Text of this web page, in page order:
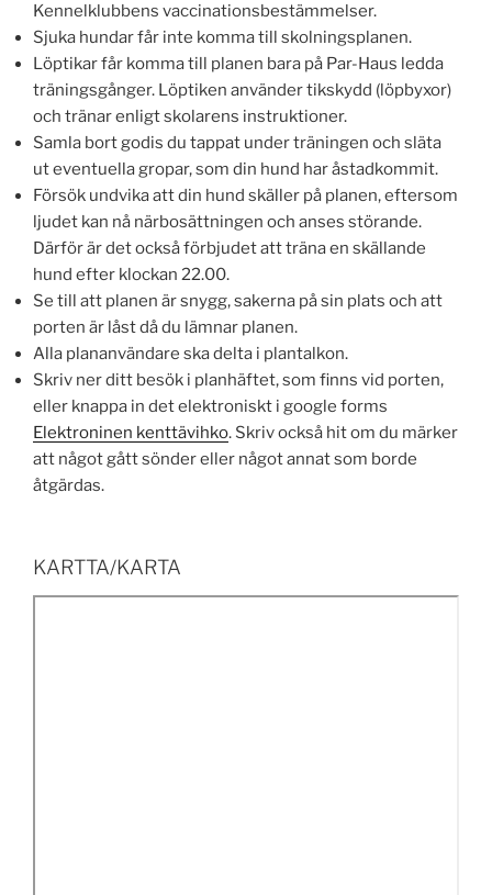
Kennelklubbens vaccinationsbestämmelser.
Sjuka hundar får inte komma till skolningsplanen.
Löptikar får komma till planen bara på Par-Haus ledda
träningsgånger. Löptiken använder tikskydd (löpbyxor)
och tränar enligt skolarens instruktioner.
Samla bort godis du tappat under träningen och släta
ut eventuella gropar, som din hund har åstadkommit.
Försök undvika att din hund skäller på planen, eftersom
ljudet kan nå närbosättningen och anses störande.
Därför är det också förbjudet att träna en skällande
hund efter klockan 22.00.
Se till att planen är snygg, sakerna på sin plats och att
porten är låst då du lämnar planen.
Alla plananvändare ska delta i plantalkon.
Skriv ner ditt besök i planhäftet, som finns vid porten,
eller knappa in det elektroniskt i google forms
Elektroninen kenttävihko. Skriv också hit om du märker
att något gått sönder eller något annat som borde
åtgärdas.
KARTTA/KARTA